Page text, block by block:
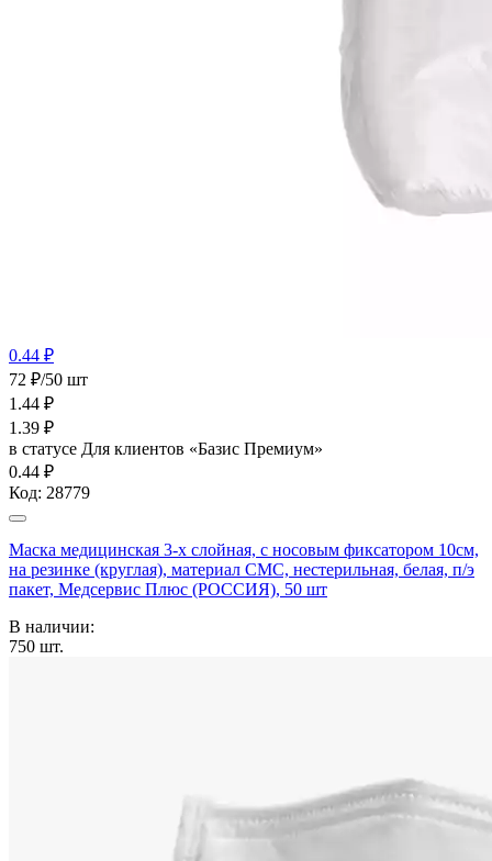
0.44 ₽
72 ₽/50 шт
1.44 ₽
1.39 ₽
в статусе Для клиентов «Базис Премиум»
0.44 ₽
Код: 28779
Маска медицинская 3-х слойная, с носовым фиксатором 10см,
на резинке (круглая), материал СМС, нестерильная, белая, п/э
пакет, Медсервис Плюс (РОССИЯ), 50 шт
В наличии:
750 шт.